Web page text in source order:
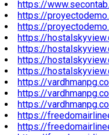
https://
https://
https://
https://
https://
https://
https://
https://
https://
https://
https://
https://